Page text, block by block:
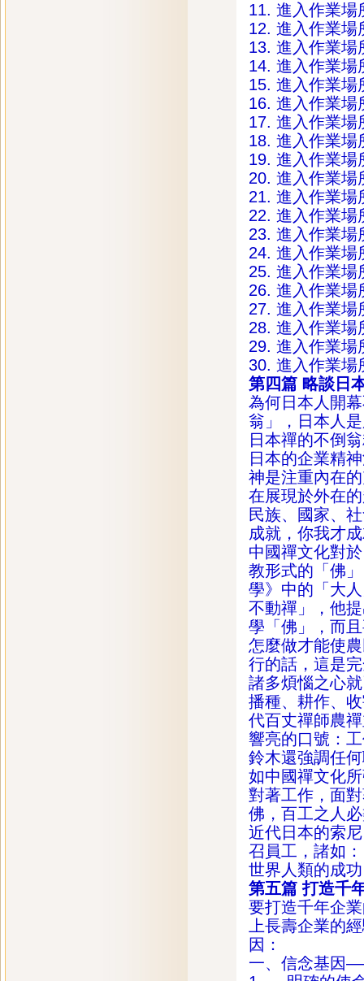
11. 進入作業場
12. 進入作業場
13. 進入作業場
14. 進入作業場
15. 進入作業場
16. 進入作業場
17. 進入作業場
18. 進入作業場
19. 進入作業場
20. 進入作業場
21. 進入作業場
22. 進入作業場
23. 進入作業場
24. 進入作業場
25. 進入作業場
26. 進入作業場
27. 進入作業場
28. 進入作業場
29. 進入作業場
30. 進入作業場
第四篇 略談日
為何日本人開
翁」，日本人
日本禪的不倒
日本的企業精
神是注重內在
在展現於外在
民族、國家、
成就，你我才
中國禪文化對
教形式的「佛
學》中的「大
不動禪」，他
學「佛」，而
怎麼做才能使
行的話，這是
諸多煩惱之心
播種、耕作、
代百丈禪師農
響亮的口號：
鈴木還強調任
如中國禪文化
對著工作，面
佛，百工之人
近代日本的索
召員工，諸如
世界人類的成
第五篇 打造千
要打造千年企
上長壽企業的
因：
一、信念基因